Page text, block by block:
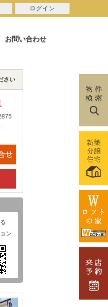
お問い合わせ
さい
ン
ログイン